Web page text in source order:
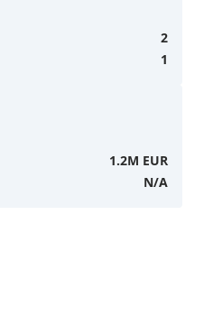
2
1
1.2M EUR
N/A